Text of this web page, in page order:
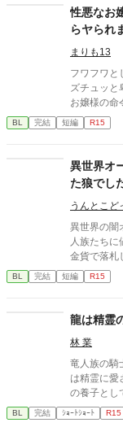
性悪なお
らヤられ
まりも13
フワフワと
ズチュッと
お嬢様の命
た、ちょっとアホな子
しています）
BL 完結 短編 R15
異世界オ
た狼でし
うんとこど
異世界の闇
人族たちに
金貨で落札
怯えるアキラ
えた。お前は俺の命の恩
命の恩人で
と溺愛の
章 完結
BL 完結 短編 R15
龍は精霊
林 業
竜人族の騎
は精霊に愛
の養子とし
く。
BL 完結 ｼｮｰﾄｼｮｰﾄ R15